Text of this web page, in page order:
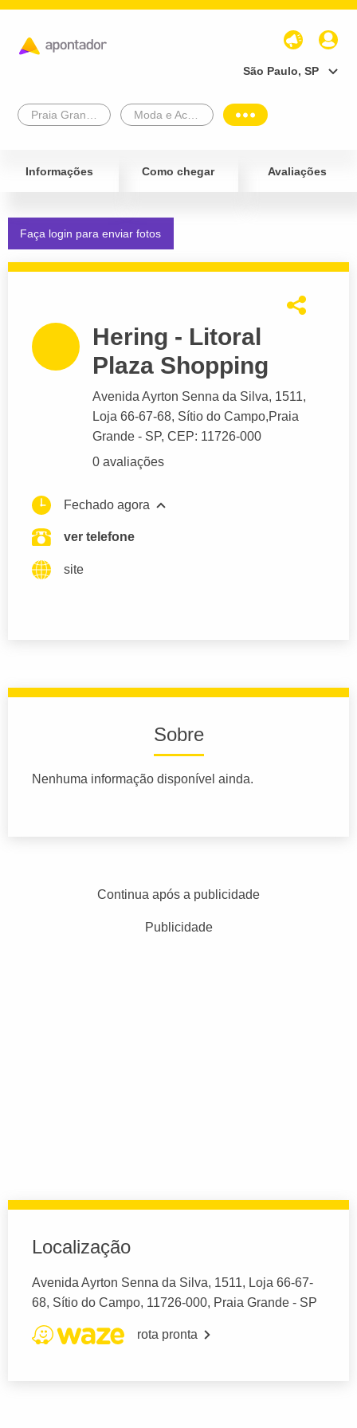
São Paulo, SP
Informações Como chegar Avaliações
Faça login para enviar fotos
Hering - Litoral
Plaza Shopping
Avenida Ayrton Senna da Silva, 1511,
Loja 66-67-68, Sítio do Campo,Praia
Grande - SP, CEP: 11726-000
0 avaliações
Fechado agora
ver telefone
site
Sobre
Nenhuma informação disponível ainda.
Continua após a publicidade
Publicidade
Localização
Avenida Ayrton Senna da Silva, 1511, Loja 66-67-
68, Sítio do Campo, 11726-000, Praia Grande - SP
rota pronta